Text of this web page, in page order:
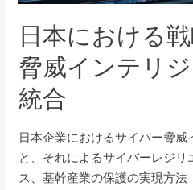
日本における
脅威インテリ
統合
日本企業におけるサイバー脅
と、それによるサイバーレジ
ス、基幹産業の保護の実現方法
略
的
サ
イ
バ
ー
脅
威
イ